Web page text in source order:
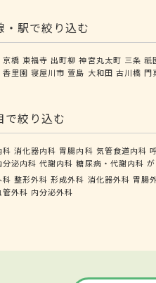
・駅で絞り込む
京橋 東福寺 出町柳 神宮丸太町 三条 祇
香里園 寝屋川市 萱島 大和田 古川橋 門
で絞り込む
科 消化器内科 胃腸内科 気管食道内科
分泌内科 代謝内科 糖尿病・代謝内科
科 整形外科 形成外科 消化器外科 胃腸
管外科 内分泌外科